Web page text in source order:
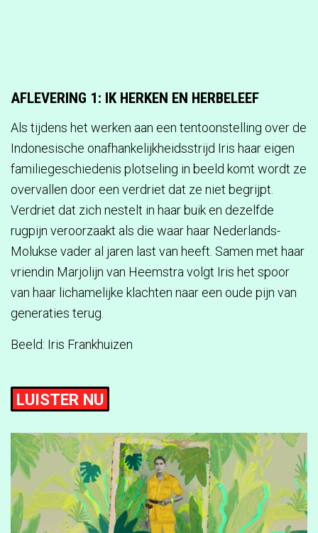
AFLEVERING 1: IK HERKEN EN HERBELEEF
Als tijdens het werken aan een tentoonstelling over de
Indonesische onafhankelijkheidsstrijd Iris haar eigen
familiegeschiedenis plotseling in beeld komt wordt ze
overvallen door een verdriet dat ze niet begrijpt.
Verdriet dat zich nestelt in haar buik en dezelfde
rugpijn veroorzaakt als die waar haar Nederlands-
Molukse vader al jaren last van heeft. Samen met haar
vriendin Marjolijn van Heemstra volgt Iris het spoor
van haar lichamelijke klachten naar een oude pijn van
generaties terug.
Beeld: Iris Frankhuizen
LUISTER NU